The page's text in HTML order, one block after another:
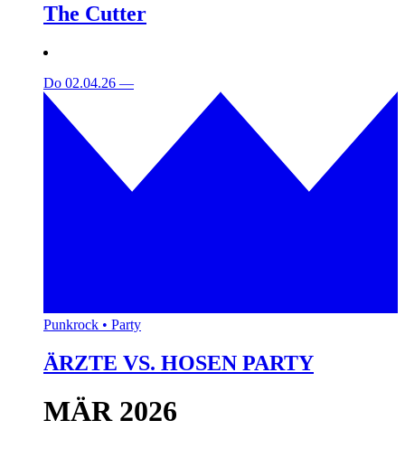
The Cutter
Do 02.04.26 —
Punkrock • Party
ÄRZTE VS. HOSEN PARTY
MÄR 2026